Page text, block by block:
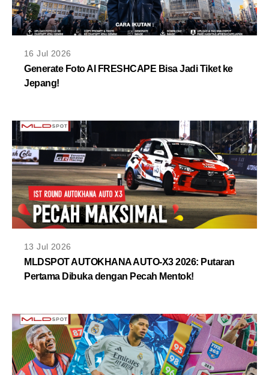
16 Jul 2026
Generate Foto AI FRESHCAPE Bisa Jadi Tiket ke
Jepang!
13 Jul 2026
MLDSPOT AUTOKHANA AUTO-X3 2026: Putaran
Pertama Dibuka dengan Pecah Mentok!